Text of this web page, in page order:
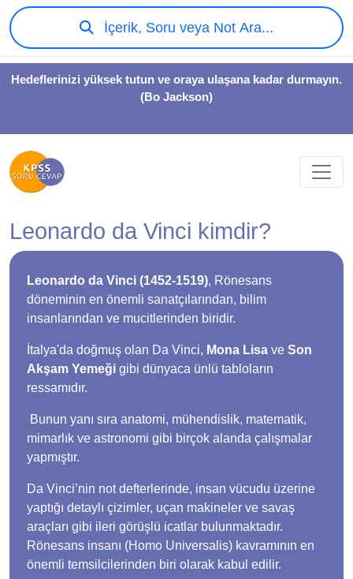
Hedeflerinizi yüksek tutun ve oraya ulaşana kadar durmayın.
(Bo Jackson)
İçerik, Soru veya Not Ara...
Leonardo da Vinci kimdir?
Leonardo da Vinci (1452-1519), Rönesans
döneminin en önemli sanatçılarından, bilim
insanlarından ve mucitlerinden biridir.
İtalya'da doğmuş olan Da Vinci, Mona Lisa ve Son
Akşam Yemeği gibi dünyaca ünlü tabloların
ressamıdır.
Bunun yanı sıra anatomi, mühendislik, matematik,
mimarlık ve astronomi gibi birçok alanda çalışmalar
yapmıştır.
Da Vinci’nin not defterlerinde, insan vücudu üzerine
yaptığı detaylı çizimler, uçan makineler ve savaş
araçları gibi ileri görüşlü icatlar bulunmaktadır.
Rönesans insanı (Homo Universalis) kavramının en
önemli temsilcilerinden biri olarak kabul edilir.